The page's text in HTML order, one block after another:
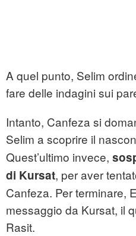
A quel punto, Selim
fare delle indagini sui
Intanto, Canfeza si
Selim a scoprire il
Quest’ultimo invece,
di Kursat, per aver
Canfeza. Per terminare,
messaggio da Kursat, il
Rasit.